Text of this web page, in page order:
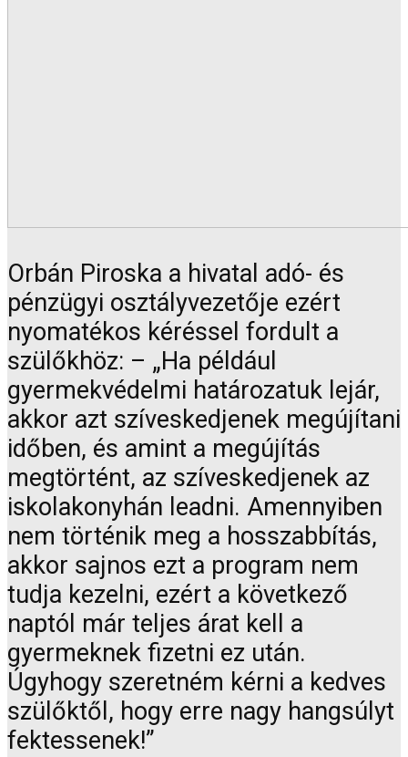
Orbán Piroska a hivatal adó- és
pénzügyi osztályvezetője ezért
nyomatékos kéréssel fordult a
szülőkhöz: – „Ha például
gyermekvédelmi határozatuk lejár,
akkor azt szíveskedjenek megújítani
időben, és amint a megújítás
megtörtént, az szíveskedjenek az
iskolakonyhán leadni. Amennyiben
nem történik meg a hosszabbítás,
akkor sajnos ezt a program nem
tudja kezelni, ezért a következő
naptól már teljes árat kell a
gyermeknek fizetni ez után.
Úgyhogy szeretném kérni a kedves
szülőktől, hogy erre nagy hangsúlyt
fektessenek!”